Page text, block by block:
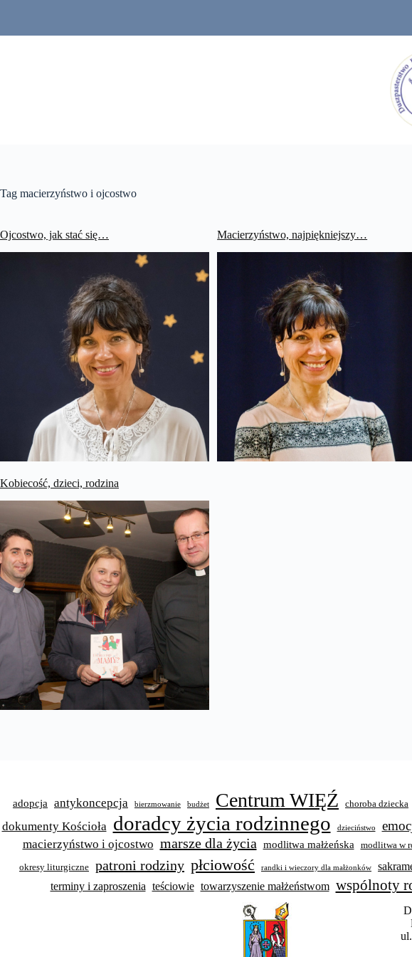
Tag macierzyństwo i ojcostwo
Ojcostwo, jak stać się… Macierzyństwo, najpiękniejszy…
Kobiecość, dzieci, rodzina
adopcja antykoncepcja bierzmowanie budżet Centrum WIĘŹ choroba dziecka
dokumenty Kościoła doradcy życia rodzinnego dzieciństwo
macierzyństwo i ojcostwo marsze dla życia modlitwa małżeńska modlitwa w
okresy liturgiczne patroni rodziny płciowość randki i wieczory dla małżonków
terminy i zaproszenia teściowie towarzyszenie małżeństwom wspólnoty